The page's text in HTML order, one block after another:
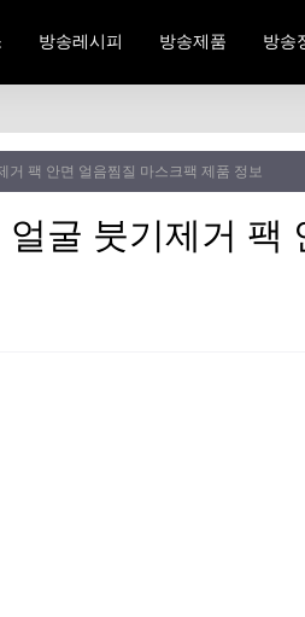
방송레시피 방송제품 방송
거 팩 안면 얼음찜질 마스크팩 제품 정보
굴 붓기제거 팩